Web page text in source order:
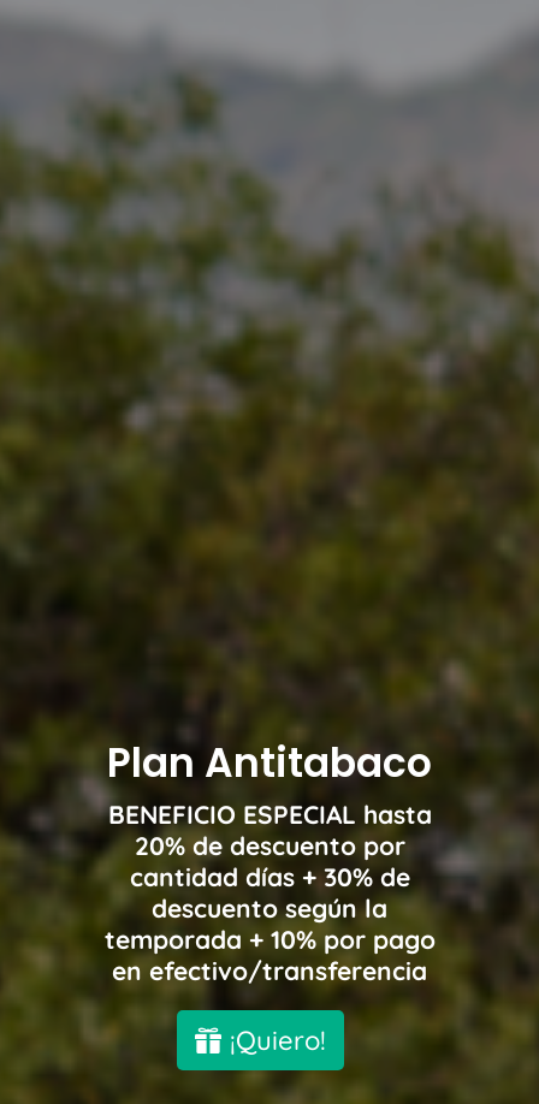
Plan Antitabaco
BENEFICIO ESPECIAL hasta
20% de descuento por
cantidad días + 30% de
descuento según la
temporada + 10% por pago
en efectivo/transferencia
¡Quiero!